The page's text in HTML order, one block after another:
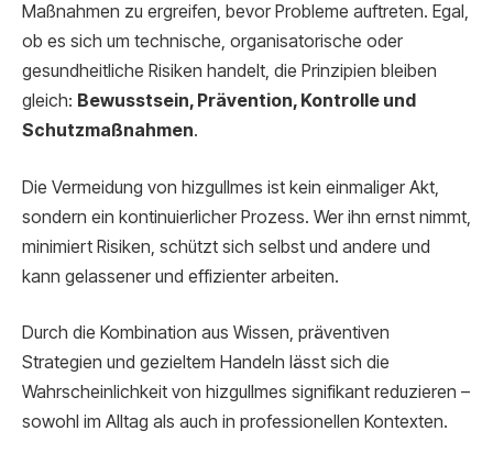
Maßnahmen zu ergreifen, bevor Probleme auftreten. Egal,
ob es sich um technische, organisatorische oder
gesundheitliche Risiken handelt, die Prinzipien bleiben
gleich: Bewusstsein, Prävention, Kontrolle und
Schutzmaßnahmen.
Die Vermeidung von hizgullmes ist kein einmaliger Akt,
sondern ein kontinuierlicher Prozess. Wer ihn ernst nimmt,
minimiert Risiken, schützt sich selbst und andere und
kann gelassener und effizienter arbeiten.
Durch die Kombination aus Wissen, präventiven
Strategien und gezieltem Handeln lässt sich die
Wahrscheinlichkeit von hizgullmes signifikant reduzieren –
sowohl im Alltag als auch in professionellen Kontexten.